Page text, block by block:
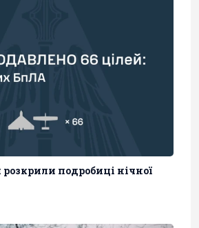
подробиці нічної